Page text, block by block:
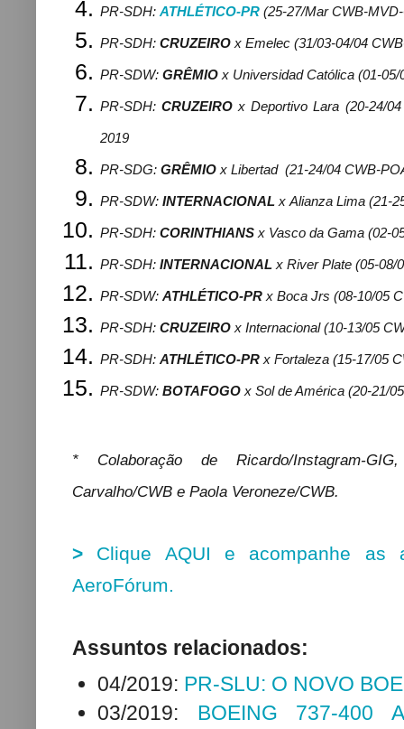
PR-SDH: ATHLÉTICO-PR (25-27/Mar CWB-
PR-SDH: CRUZEIRO x Emelec (31/03-04/04
PR-SDW: GRÊMIO x Universidad Católica (01-05/
PR-SDH: CRUZEIROxDeportivo Lara (20-24/
2019
PR-SDG: GRÊMIOx Libertad (21-24/04 CWB-
PR-SDW: INTERNACIONALx Alianza Lima (21-
PR-SDH: CORINTHIANSx Vasco da Gama (02-
PR-SDH: INTERNACIONAL x River Plate (05-08/
PR-SDW: ATHLÉTICO-PR x Boca Jrs (08-10/05
PR-SDH: CRUZEIROx Internacional(10-13/05
PR-SDH: ATHLÉTICO-PRx Fortaleza (15-17/05
PR-SDW: BOTAFOGOx Sol de América (20-21/
* Colaboração de Ricardo/Instagram-
Carvalho/CWB e Paola Veroneze/CWB.
> Clique AQUI e acompanhe as
AeroFórum.
Assuntos relacionados:
04/2019: PR-SLU: O NOVO
03/2019: BOEING 737-400